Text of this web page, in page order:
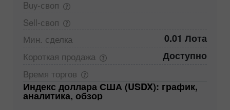
Buy-своп
Sell-своп
Мин. сделка 0.01 Лота
Короткая продажа Доступно
Время торгов
Индекс доллара США (USDX): график,
аналитика, обзор